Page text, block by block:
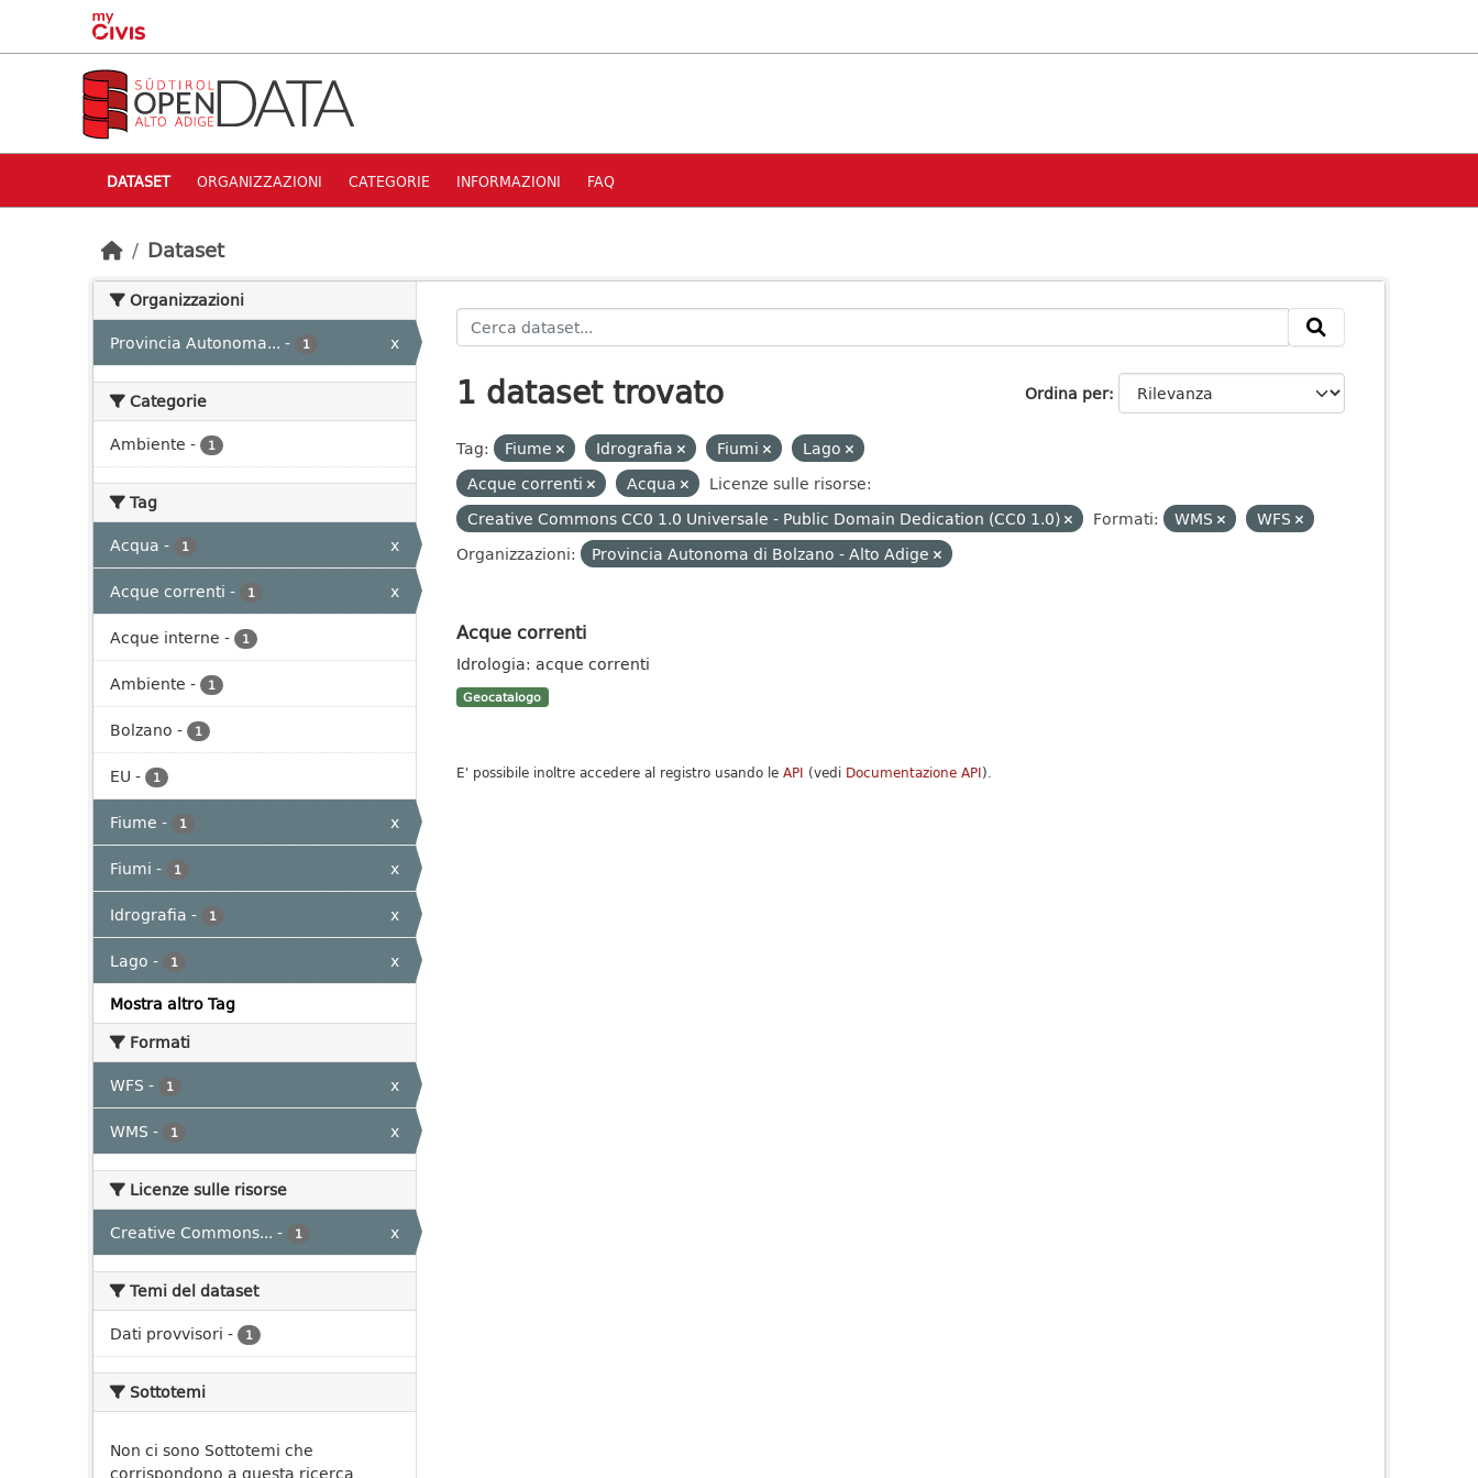
Skip to main content
DATASET ORGANIZZAZIONI CATEGORIE INFORMAZIONI FAQ
Dataset
Organizzazioni
Provincia Autonoma... - 1 x
Categorie
Ambiente - 1
Tag
Acqua - 1
x
Acque correnti - 1
x
Acque interne - 1
Ambiente - 1
Bolzano - 1
EU - 1
Fiume - 1
x
Fiumi - 1
x
Idrografia - 1
x
Lago - 1
x
Mostra altro Tag
Formati
WFS - 1
x
WMS - 1 x
Licenze sulle risorse
Creative Commons... - 1 x
Temi del dataset
Dati provvisori - 1
Sottotemi
Non ci sono Sottotemi che
corrispondono a questa ricerca
Ordina per
1 dataset trovato
Tag: Fiume Idrografia Fiumi
Lago
Acque correnti
Acqua
Licenze sulle risorse:
Creative Commons CC0 1.0 Universale - Public Domain Dedication (CC0 1.0)
Formati: WMS
WFS
Organizzazioni:
Provincia Autonoma di Bolzano - Alto Adige
Acque correnti
Idrologia: acque correnti
Geocatalogo
E' possibile inoltre accedere al registro usando le API (vedi Documentazione API).